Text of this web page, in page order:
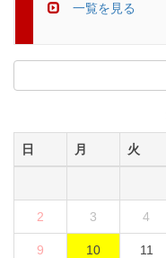
一覧を見る
日 月 火
2 3 4
9 10 11